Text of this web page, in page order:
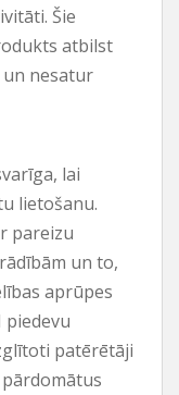
Šie
atbilst
nesatur
lai
lietošanu.
pareizu
un to,
aprūpes
piedevu
patērētāji